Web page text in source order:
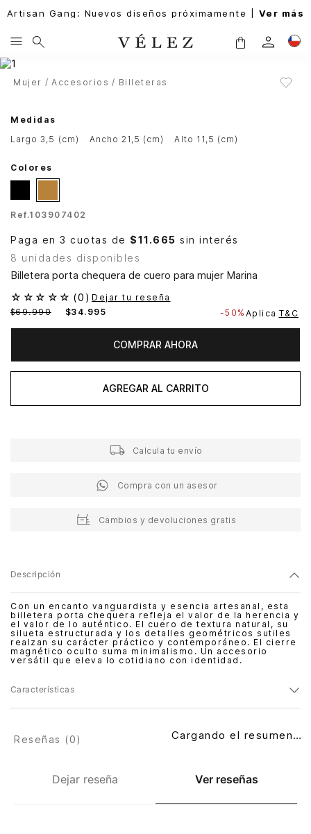
Artisan Gang: Nuevos diseños próximamente | Ver más
Mujer Accesorios Billeteras
Medidas
largo 3,5 (cm)
ancho 21,5 (cm) alto 11,5 (cm)
Colores
Ref.103907402
Paga en 3 cuotas de $11.665 sin interés
8 unidades disponibles
Billetera porta chequera de cuero para mujer Marina
☆ ☆ ☆ ☆ ☆ (0 ) Dejar tu reseña
$69.990 $34. 995 -50% Aplica T&C
COMPRAR AHORA
AGREGAR AL CARRITO
Calcula tu envío
Compra con un asesor
Cambios y devoluciones gratis
Descripción
Con un encanto vanguardista y esencia artesanal, esta
billetera porta chequera refleja el valor de la herencia y
el valor de lo auténtico. El cuero de textura natural, su
silueta estructurada y los detalles geométricos sutiles
realzan su carácter práctico y contemporáneo. El cierre
magnético oculto suma minimalismo. Un accesorio
versátil que eleva lo cotidiano con identidad.
Características
Dejar reseña Ver reseñas
Reseñas (0) Cargando el resumen…